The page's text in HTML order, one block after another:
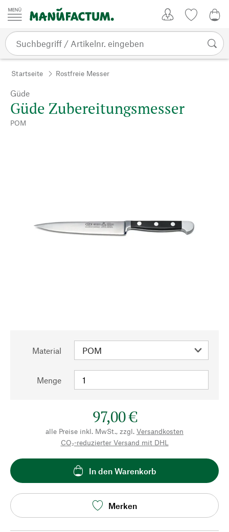
Zum Inhalt springen
Startseite Rostfreie Messer
Güde
Güde Zubereitungsmesser
POM
Material
Menge
97,00 €
alle Preise inkl. MwSt., zzgl. Versandkosten
CO₂-reduzierter Versand mit DHL
In den Warenkorb
Merken